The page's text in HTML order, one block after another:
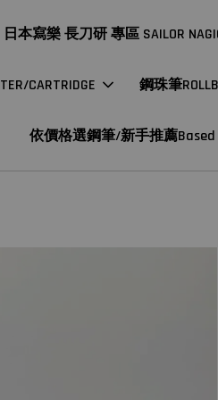
日本寫樂 長刀研 專區 SAILOR
CARTRIDGE 鋼珠筆
依價格選鋼筆/新手推薦Based